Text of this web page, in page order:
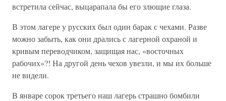
встретила сейчас, выцарапала бы его злющие глаза.
В этом лагере у русских был один барак с чехами. Разве
можно забыть, как они дрались с лагерной охраной и
кривым переводчиком, защищая нас, «восточных
рабочих»?! На другой день чехов увезли, и мы их больше
не видели.
В январе сорок третьего наш лагерь страшно бомбили